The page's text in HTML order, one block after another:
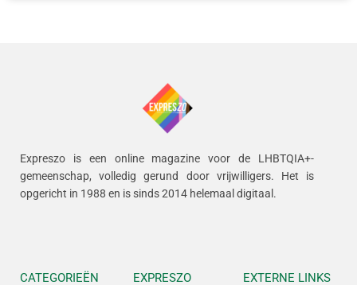
Expreszo is een online magazine voor de LHBTQIA+-
gemeenschap, volledig gerund door vrijwilligers. Het is
opgericht in 1988 en is sinds 2014 helemaal digitaal.
CATEGORIEËN EXPRESZO EXTERNE LINKS